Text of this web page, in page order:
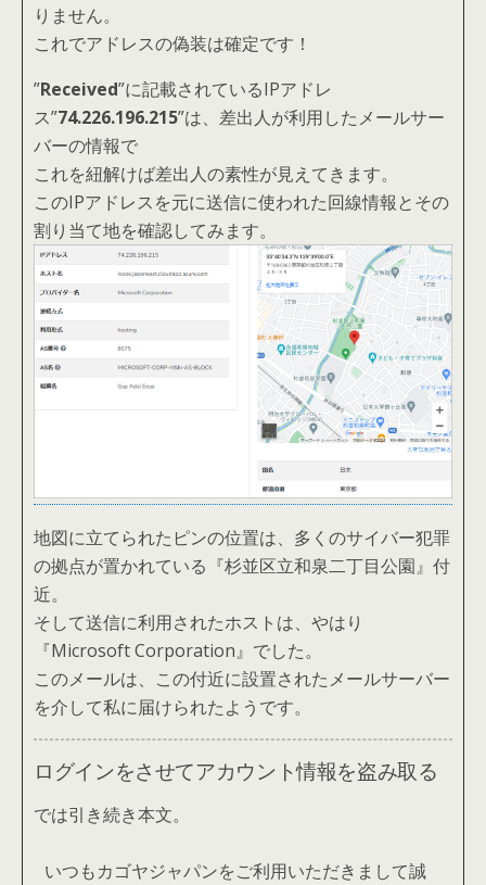
りません。
これでアドレスの偽装は確定です！
”Received”に記載されているIPアドレ
ス”74.226.196.215”は、差出人が利用したメールサー
バーの情報で
これを紐解けば差出人の素性が見えてきます。
このIPアドレスを元に送信に使われた回線情報とその
割り当て地を確認してみます。
地図に立てられたピンの位置は、多くのサイバー犯罪
の拠点が置かれている『杉並区立和泉二丁目公園』付
近。
そして送信に利用されたホストは、やはり
『Microsoft Corporation』でした。
このメールは、この付近に設置されたメールサーバー
を介して私に届けられたようです。
ログインをさせてアカウント情報を盗み取る
では引き続き本文。
いつもカゴヤジャパンをご利用いただきまして誠